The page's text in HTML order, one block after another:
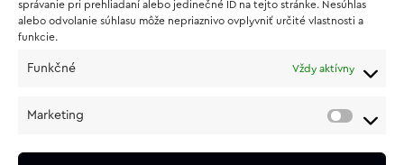
správanie pri prehliadaní alebo jedinečné ID na tejto stránke. Nesúhlas
alebo odvolanie súhlasu môže nepriaznivo ovplyvniť určité vlastnosti a
funkcie.
Funkčné Vždy aktívny
Marketing
O NÁKUPE
Vrátenie a reklamácia tovaru